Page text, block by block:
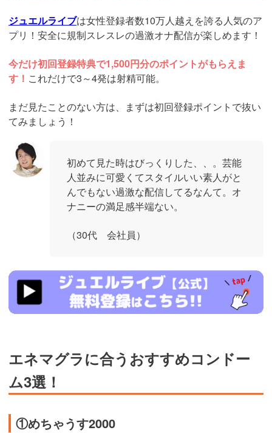
ジュエルライブは女性登録者数10万人越えを誇る人気のア
プリ！安全に規制スレスレの過激オナ配信が楽しめます！
今だけ初回登録特典で1,500円分のポイントがもらえま
す！ これだけで3～4発は射精可能。
まだ見たことのない方は、まずは初回登録ポイントで抜い
てみましょう！
初めて見た時はびっくりした、、。芸能
人並みに可愛くてスタイルいい素人がと
んでもない過激な配信してるなんて。オ
ナニーの満足感半端ない。
（30代 会社員）
https://www.j-
live.tv/LiveChat/acs.php?
si=jwchatt&pid=MLA5661_0004&pa=lp40.php
エネマグラに合うおすすめコンドー
ム3選！
①めちゃうす2000